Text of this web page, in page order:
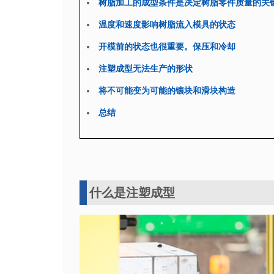
树脂加工的成型条件是决定树脂零件质量的关
温度和速度影响树脂流入模具的状态
开模前的状态也很重要。保压和冷却
注塑成型无法生产的形状
将不可能变为可能的镶块和滑块构造
总结
什么是注塑成型